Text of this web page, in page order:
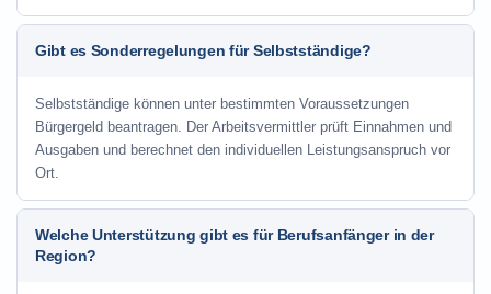
Gibt es Sonderregelungen für Selbstständige?
Selbstständige können unter bestimmten Voraussetzungen
Bürgergeld beantragen. Der Arbeitsvermittler prüft Einnahmen und
Ausgaben und berechnet den individuellen Leistungsanspruch vor
Ort.
Welche Unterstützung gibt es für Berufsanfänger in der
Region?